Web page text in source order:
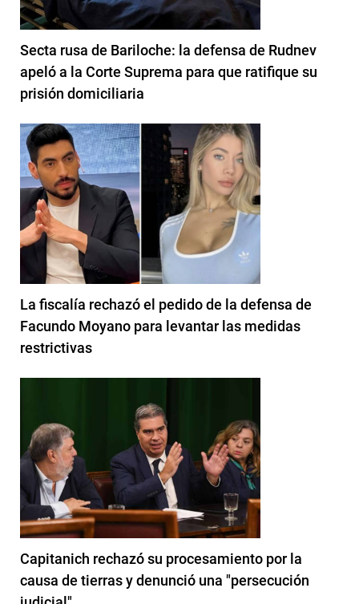
Secta rusa de Bariloche: la defensa de Rudnev
apeló a la Corte Suprema para que ratifique su
prisión domiciliaria
La fiscalía rechazó el pedido de la defensa de
Facundo Moyano para levantar las medidas
restrictivas
Capitanich rechazó su procesamiento por la
causa de tierras y denunció una "persecución